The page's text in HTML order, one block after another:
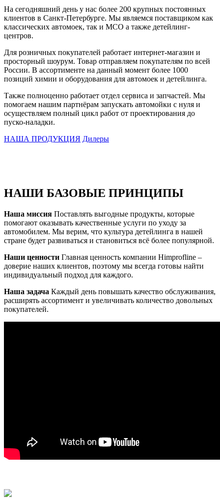
На сегодняшний день у нас более 200 крупных постоянных
клиентов в Санкт-Петербурге. Мы являемся поставщиком как
классических автомоек, так и МСО а также детейлинг-
центров.
Для розничных покупателей работает интернет-магазин и
просторный шоурум. Товар отправляем покупателям по всей
России. В ассортименте на данный момент более 1000
позиций химии и оборудования для автомоек и детейлинга.
Также полноценно работает отдел сервиса и запчастей. Мы
помогаем нашим партнёрам запускать автомойки с нуля и
осуществляем полный цикл работ от проектирования до
пуско-наладки.
НАША ПРОДУКЦИЯ Дилеры
НАШИ БАЗОВЫЕ ПРИНЦИПЫ
Наша миссия Поставлять выгодные продукты, которые
помогают оказывать качественные услуги по уходу за
автомобилем. Мы верим, что культура детейлинга в нашей
стране будет развиваться и становиться всё более популярной.
Наши ценности Главная ценность компании Himprofline –
доверие наших клиентов, поэтому мы всегда готовы найти
индивидуальный подход для каждого.
Наша задача Каждый день повышать качество обслуживания,
расширять ассортимент и увеличивать количество довольных
покупателей.